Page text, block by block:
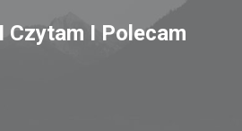
Czytam I Polecam